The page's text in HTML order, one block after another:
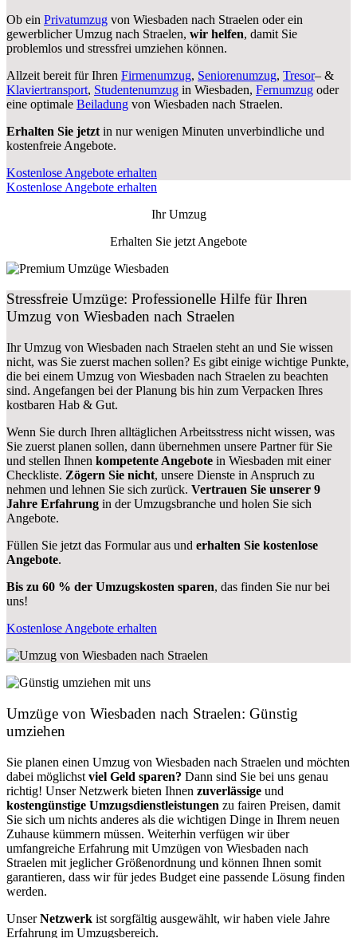
Ob ein Privatumzug von Wiesbaden nach Straelen oder ein
gewerblicher Umzug nach Straelen, wir helfen, damit Sie
problemlos und stressfrei umziehen können.
Allzeit bereit für Ihren Firmenumzug, Seniorenumzug, Tresor– &
Klaviertransport, Studentenumzug in Wiesbaden, Fernumzug oder
eine optimale Beiladung von Wiesbaden nach Straelen.
Erhalten Sie jetzt in nur wenigen Minuten unverbindliche und
kostenfreie Angebote.
Kostenlose Angebote erhalten
Kostenlose Angebote erhalten
Ihr Umzug
Erhalten Sie jetzt Angebote
Stressfreie Umzüge: Professionelle Hilfe für Ihren
Umzug von Wiesbaden nach Straelen
Ihr Umzug von Wiesbaden nach Straelen steht an und Sie wissen
nicht, was Sie zuerst machen sollen? Es gibt einige wichtige Punkte,
die bei einem Umzug von Wiesbaden nach Straelen zu beachten
sind. Angefangen bei der Planung bis hin zum Verpacken Ihres
kostbaren Hab & Gut.
Wenn Sie durch Ihren alltäglichen Arbeitsstress nicht wissen, was
Sie zuerst planen sollen, dann übernehmen unsere Partner für Sie
und stellen Ihnen kompetente Angebote in Wiesbaden mit einer
Checkliste. Zögern Sie nicht, unsere Dienste in Anspruch zu
nehmen und lehnen Sie sich zurück. Vertrauen Sie unserer 9
Jahre Erfahrung in der Umzugsbranche und holen Sie sich
Angebote.
Füllen Sie jetzt das Formular aus und erhalten Sie kostenlose
Angebote.
Bis zu 60 % der Umzugskosten sparen, das finden Sie nur bei
uns!
Kostenlose Angebote erhalten
Umzüge von Wiesbaden nach Straelen: Günstig
umziehen
Sie planen einen Umzug von Wiesbaden nach Straelen und möchten
dabei möglichst viel Geld sparen? Dann sind Sie bei uns genau
richtig! Unser Netzwerk bieten Ihnen zuverlässige und
kostengünstige Umzugsdienstleistungen zu fairen Preisen, damit
Sie sich um nichts anderes als die wichtigen Dinge in Ihrem neuen
Zuhause kümmern müssen. Weiterhin verfügen wir über
umfangreiche Erfahrung mit Umzügen von Wiesbaden nach
Straelen mit jeglicher Größenordnung und können Ihnen somit
garantieren, dass wir für jedes Budget eine passende Lösung finden
werden.
UnserNetzwerk ist sorgfältig ausgewählt, wir haben viele Jahre
Erfahrung im Umzugsbereich.